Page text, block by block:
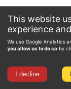
This website
experience
We use Google Analytics
you allow us to do so by
I decline
Keadaan